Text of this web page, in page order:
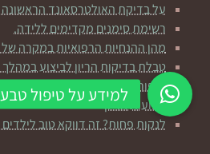
על בדיקת האולטרסאונד הראשונה
רשימת סימנים מקדימים ללידה.
מהן ההנחיות הרפואיות במקרה של
טבלת בדיקות הריון לביצוע
שיפור פוריות באמצעות חשיבה
שבועות הריון
לנקות פחות? זה דווקא טוב